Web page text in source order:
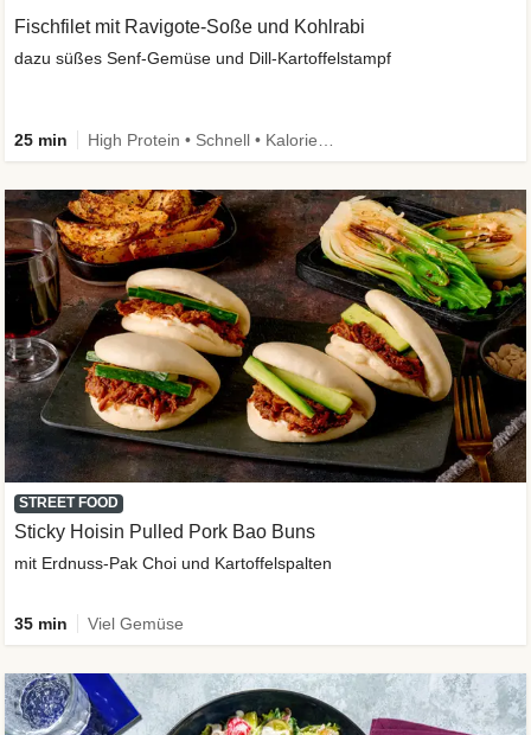
Fischfilet mit Ravigote-Soße und Kohlrabi
dazu süßes Senf-Gemüse und Dill-Kartoffelstampf
25 min
STREET FOOD
Sticky Hoisin Pulled Pork Bao Buns
mit Erdnuss-Pak Choi und Kartoffelspalten
35 min Viel Gemüse